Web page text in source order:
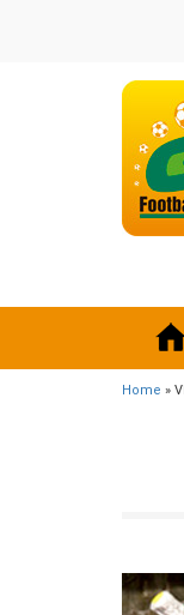
Home »